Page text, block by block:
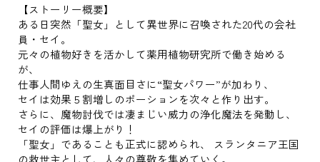
【ストーリー概要】
ある日突然「聖女」として異世界に召喚された20代の会社
員・セイ。
元々の植物好きを活かして薬用植物研究所で働き始める
が、
仕事人間ゆえの生真面目さに“聖女パワー”が加わり、
セイは効果５割増しのポーションを次々と作り出す。
さらに、魔物討伐では凄まじい威力の浄化魔法を発動し、
セイの評価は爆上がり！
「聖女」であることも正式に認められ、 スランタニア王国
の救世主として、人々の尊敬を集めていく。